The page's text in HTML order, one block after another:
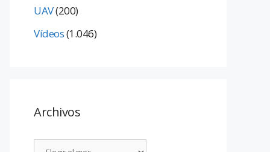
UAV(200)
Vídeos(1.046)
Archivos